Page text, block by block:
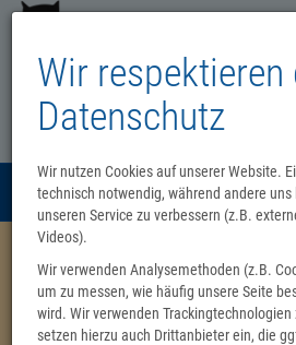
Wir respektieren
Datenschutz
Wir nutzen Cookies auf unserer Website.
technisch notwendig, während andere
unseren Service zu verbessern (z.B.
Videos).
Wir verwenden Analysemethoden (z.B.
um zu messen, wie häufig unsere Seite
wird. Wir verwenden
setzen hierzu auch Drittanbieter ein, die
Menü
Unsere
Buchhandlung
Alle anzeigen